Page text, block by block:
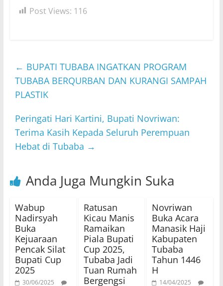
Post Views: 116
← BUPATI TUBABA INGATKAN PROGRAM
TUBABA BERQURBAN DAN KURANGI SAMPAH
PLASTIK
Peringati Hari Kartini, Bupati Novriwan:
Terima Kasih Kepada Seluruh Perempuan
Hebat di Tubaba →
Anda Juga Mungkin Suka
Wabup
Nadirsyah
Buka
Kejuaraan
Pencak Silat
Bupati Cup
2025
30/06/2025
Ratusan
Kicau Manis
Ramaikan
Piala Bupati
Cup 2025,
Tubaba Jadi
Tuan Rumah
Bergengsi
Novriwan
Buka Acara
Manasik Haji
Kabupaten
Tubaba
Tahun 1446
H
14/04/2025